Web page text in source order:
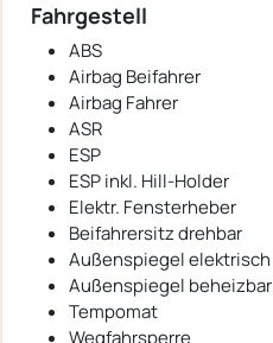
Fahrgestell
ABS
Airbag Beifahrer
Airbag Fahrer
ASR
ESP
ESP inkl. Hill-Holder
Elektr. Fensterheber
Beifahrersitz drehbar
Außenspiegel elektrisch
Außenspiegel beheizbar
Tempomat
Wegfahrsperre